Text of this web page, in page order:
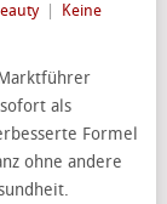
Keine
als
Formel
ohne andere